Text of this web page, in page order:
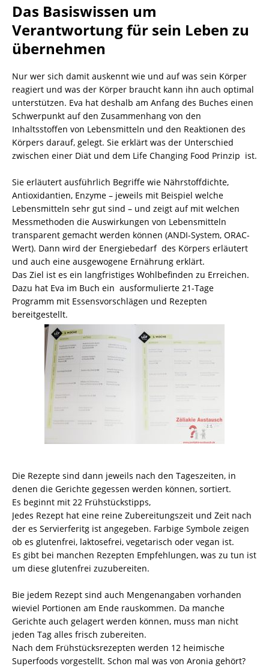
Das Basiswissen um
Verantwortung für sein Leben zu
übernehmen
Nur wer sich damit auskennt wie und auf was sein Körper
reagiert und was der Körper braucht kann ihn auch optimal
unterstützen. Eva hat deshalb am Anfang des Buches einen
Schwerpunkt auf den Zusammenhang von den
Inhaltsstoffen von Lebensmitteln und den Reaktionen des
Körpers darauf, gelegt. Sie erklärt was der Unterschied
zwischen einer Diät und dem Life Changing Food Prinzip ist.
Sie erläutert ausführlich Begriffe wie Nährstoffdichte,
Antioxidantien, Enzyme – jeweils mit Beispiel welche
Lebensmitteln sehr gut sind – und zeigt auf mit welchen
Messmethoden die Auswirkungen von Lebensmitteln
transparent gemacht werden können (ANDI-System, ORAC-
Wert). Dann wird der Energiebedarf des Körpers erläutert
und auch eine ausgewogene Ernährung erklärt.
Das Ziel ist es ein langfristiges Wohlbefinden zu Erreichen.
Dazu hat Eva im Buch ein ausformulierte 21-Tage
Programm mit Essensvorschlägen und Rezepten
bereitgestellt.
Die Rezepte sind dann jeweils nach den Tageszeiten, in
denen die Gerichte gegessen werden können, sortiert.
Es beginnt mit 22 Frühstückstipps,
Jedes Rezept hat eine reine Zubereitungszeit und Zeit nach
der es Servierferitg ist angegeben. Farbige Symbole zeigen
ob es glutenfrei, laktosefrei, vegetarisch oder vegan ist.
Es gibt bei manchen Rezepten Empfehlungen, was zu tun ist
um diese glutenfrei zuzubereiten.
Bie jedem Rezept sind auch Mengenangaben vorhanden
wieviel Portionen am Ende rauskommen. Da manche
Gerichte auch gelagert werden können, muss man nicht
jeden Tag alles frisch zubereiten.
Nach dem Frühstücksrezepten werden 12 heimische
Superfoods vorgestellt. Schon mal was von Aronia gehört?